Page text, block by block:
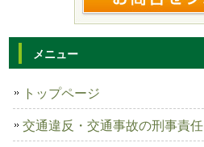
メニュー
トップページ
交通違反・交通事故の刑事責任